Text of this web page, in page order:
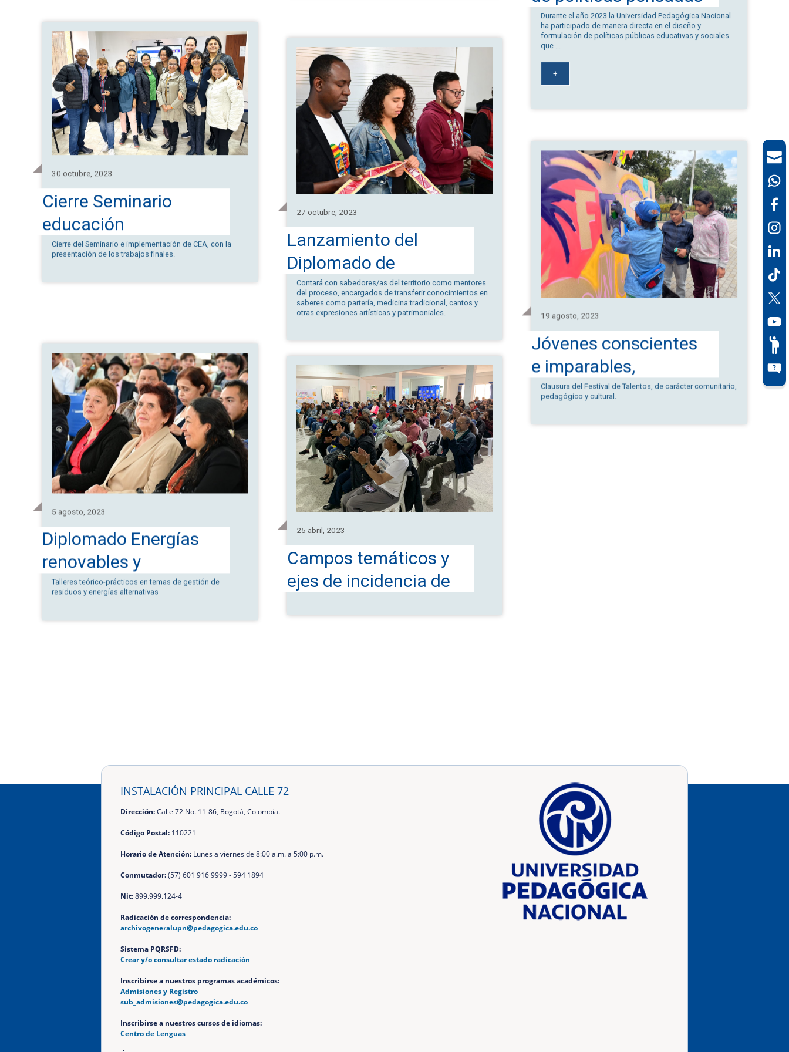
para sociedades
diversas
Durante el año 2023 la Universidad Pedagógica Nacional
ha participado de manera directa en el diseño y
formulación de políticas públicas educativas y sociales
que …
Cierre Seminario
educación
intercultural Cátedra
de Estudios
Afrocolombianos
30 octubre, 2023
Cierre del Seminario e implementación de CEA, con la
presentación de los trabajos finales.
Lanzamiento del
Diplomado de
Gobernanza y Gestión
Cultural
Contará con sabedores/as del territorio como mentores
del proceso, encargados de transferir conocimientos en
saberes como partería, medicina tradicional, cantos y
otras expresiones artísticas y patrimoniales.
Jóvenes conscientes
e imparables,
prevención de la
19 agosto, 2023
Clausura del Festival de Talentos, de carácter comunitario,
pedagógico y cultural.
renovables y
valorización
energéticas de los
residuos sólidos
5 agosto, 2023
Talleres teórico-prácticos en temas de gestión de
residuos y energías alternativas
Campos temáticos y
ejes de incidencia de
25 abril, 2023
INSTALACIÓN PRINCIPAL CALLE 72
Dirección:Calle 72 No. 11-86, Bogotá, Colombia.
Código Postal: 110221
Horario de Atención: Lunes a viernes de 8:00 a.m. a 5:00 p.m.
Conmutador:(57) 601 916 9999 - 594 1894
Nit:899.999.124-4
Radicación de correspondencia:
archivogeneralupn@pedagogica.edu.co
Sistema PQRSFD:
Crear y/o consultar estado radicación
Inscribirse a nuestros programas académicos:
Admisiones y Registro
sub_admisiones@pedagogica.edu.co
Inscribirse a nuestros cursos de idiomas:
Centro de Lenguas